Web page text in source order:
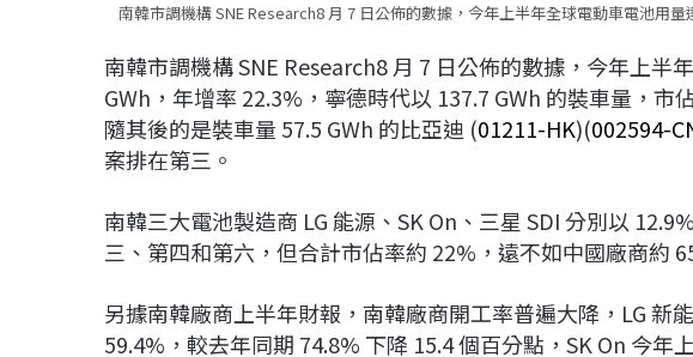
南韓市調機構 SNE Research8 月 7 日公佈的數據，今年上半年全球電動車電池用量
南韓市調機構 SNE Research8 月 7 日公佈的數據，今年上半
GWh，年增率 22.3%，寧德時代以 137.7 GWh 的裝車量，市
隨其後的是裝車量 57.5 GWh 的比亞迪 (01211-HK)(002594-
案排在第三。
南韓三大電池製造商 LG 能源、SK On、三星 SDI 分別以
三、第四和第六，但合計市佔率約 22%，遠不如中國廠商約
另據南韓廠商上半年財報，南韓廠商開工率普遍大降，LG 新
59.4%，較去年同期 74.8% 下降 15.4 個百分點，SK On 今年